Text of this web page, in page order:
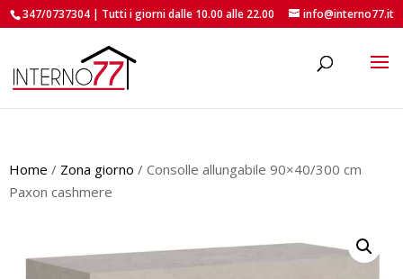
347/0737304 | Tutti i giorni dalle 10.00 alle 22.00 info@interno77.it
Home / Zona giorno / Consolle allungabile 90×40/300 cm
Paxon cashmere